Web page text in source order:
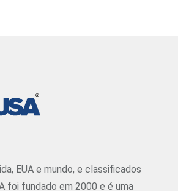
EUA e mundo, e classificados
foi fundado em 2000 e é uma